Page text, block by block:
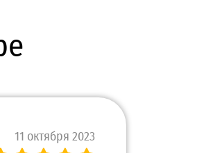
11 октября 2023